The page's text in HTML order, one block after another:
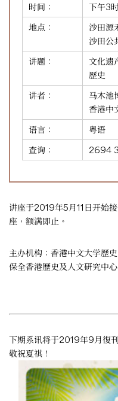
时间：
下午3
地点：
沙田源
沙田公
讲题：
文化遗
歷史
讲者：
马木池
香港中
语言：
粤语
查询：
2694
讲座于2019年5月11日开始
座，额满即止。
主办机构：香港中文大学歷
保全香港歷史及人文研究中
下期系讯将于2019年9月復刊
敬祝夏祺！